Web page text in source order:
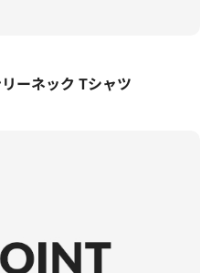
ーネック Tシャツ